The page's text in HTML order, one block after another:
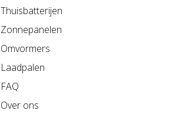
Thuisbatterijen
Zonnepanelen
Omvormers
Laadpalen
FAQ
Over ons